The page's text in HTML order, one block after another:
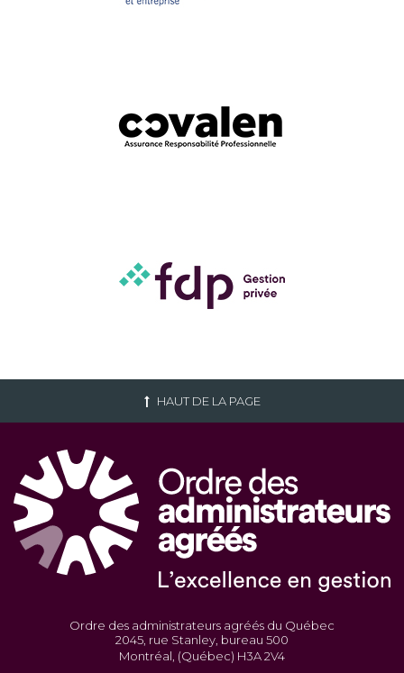
HAUT DE LA PAGE
Ordre des administrateurs agréés du Québec
2045, rue Stanley, bureau 500
Montréal, (Québec) H3A 2V4